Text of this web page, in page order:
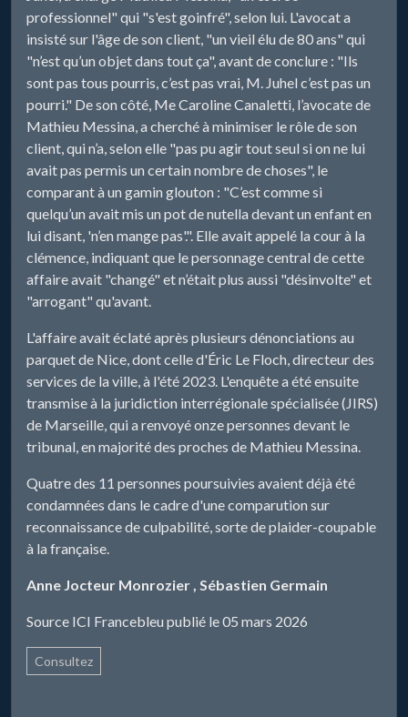
professionnel" qui "s'est goinfré", selon lui. L'avocat a
insisté sur l'âge de son client, "un vieil élu de 80 ans" qui
"n’est qu’un objet dans tout ça", avant de conclure : "Ils
sont pas tous pourris, c’est pas vrai, M. Juhel c’est pas un
pourri." De son côté, Me Caroline Canaletti, l’avocate de
Mathieu Messina, a cherché à minimiser le rôle de son
client, qui n’a, selon elle "pas pu agir tout seul si on ne lui
avait pas permis un certain nombre de choses", le
comparant à un gamin glouton : "C’est comme si
quelqu’un avait mis un pot de nutella devant un enfant en
lui disant, 'n’en mange pas'.". Elle avait appelé la cour à la
clémence, indiquant que le personnage central de cette
affaire avait "changé" et n’était plus aussi "désinvolte" et
"arrogant" qu'avant.
L'affaire avait éclaté après plusieurs dénonciations au
parquet de Nice, dont celle d'Éric Le Floch, directeur des
services de la ville, à l'été 2023. L'enquête a été ensuite
transmise à la juridiction interrégionale spécialisée (JIRS)
de Marseille, qui a renvoyé onze personnes devant le
tribunal, en majorité des proches de Mathieu Messina.
Quatre des 11 personnes poursuivies avaient déjà été
condamnées dans le cadre d'une comparution sur
reconnaissance de culpabilité, sorte de plaider-coupable
à la française.
Anne Jocteur Monrozier , Sébastien Germain
Source ICI Francebleu publié le 05 mars 2026
Consultez